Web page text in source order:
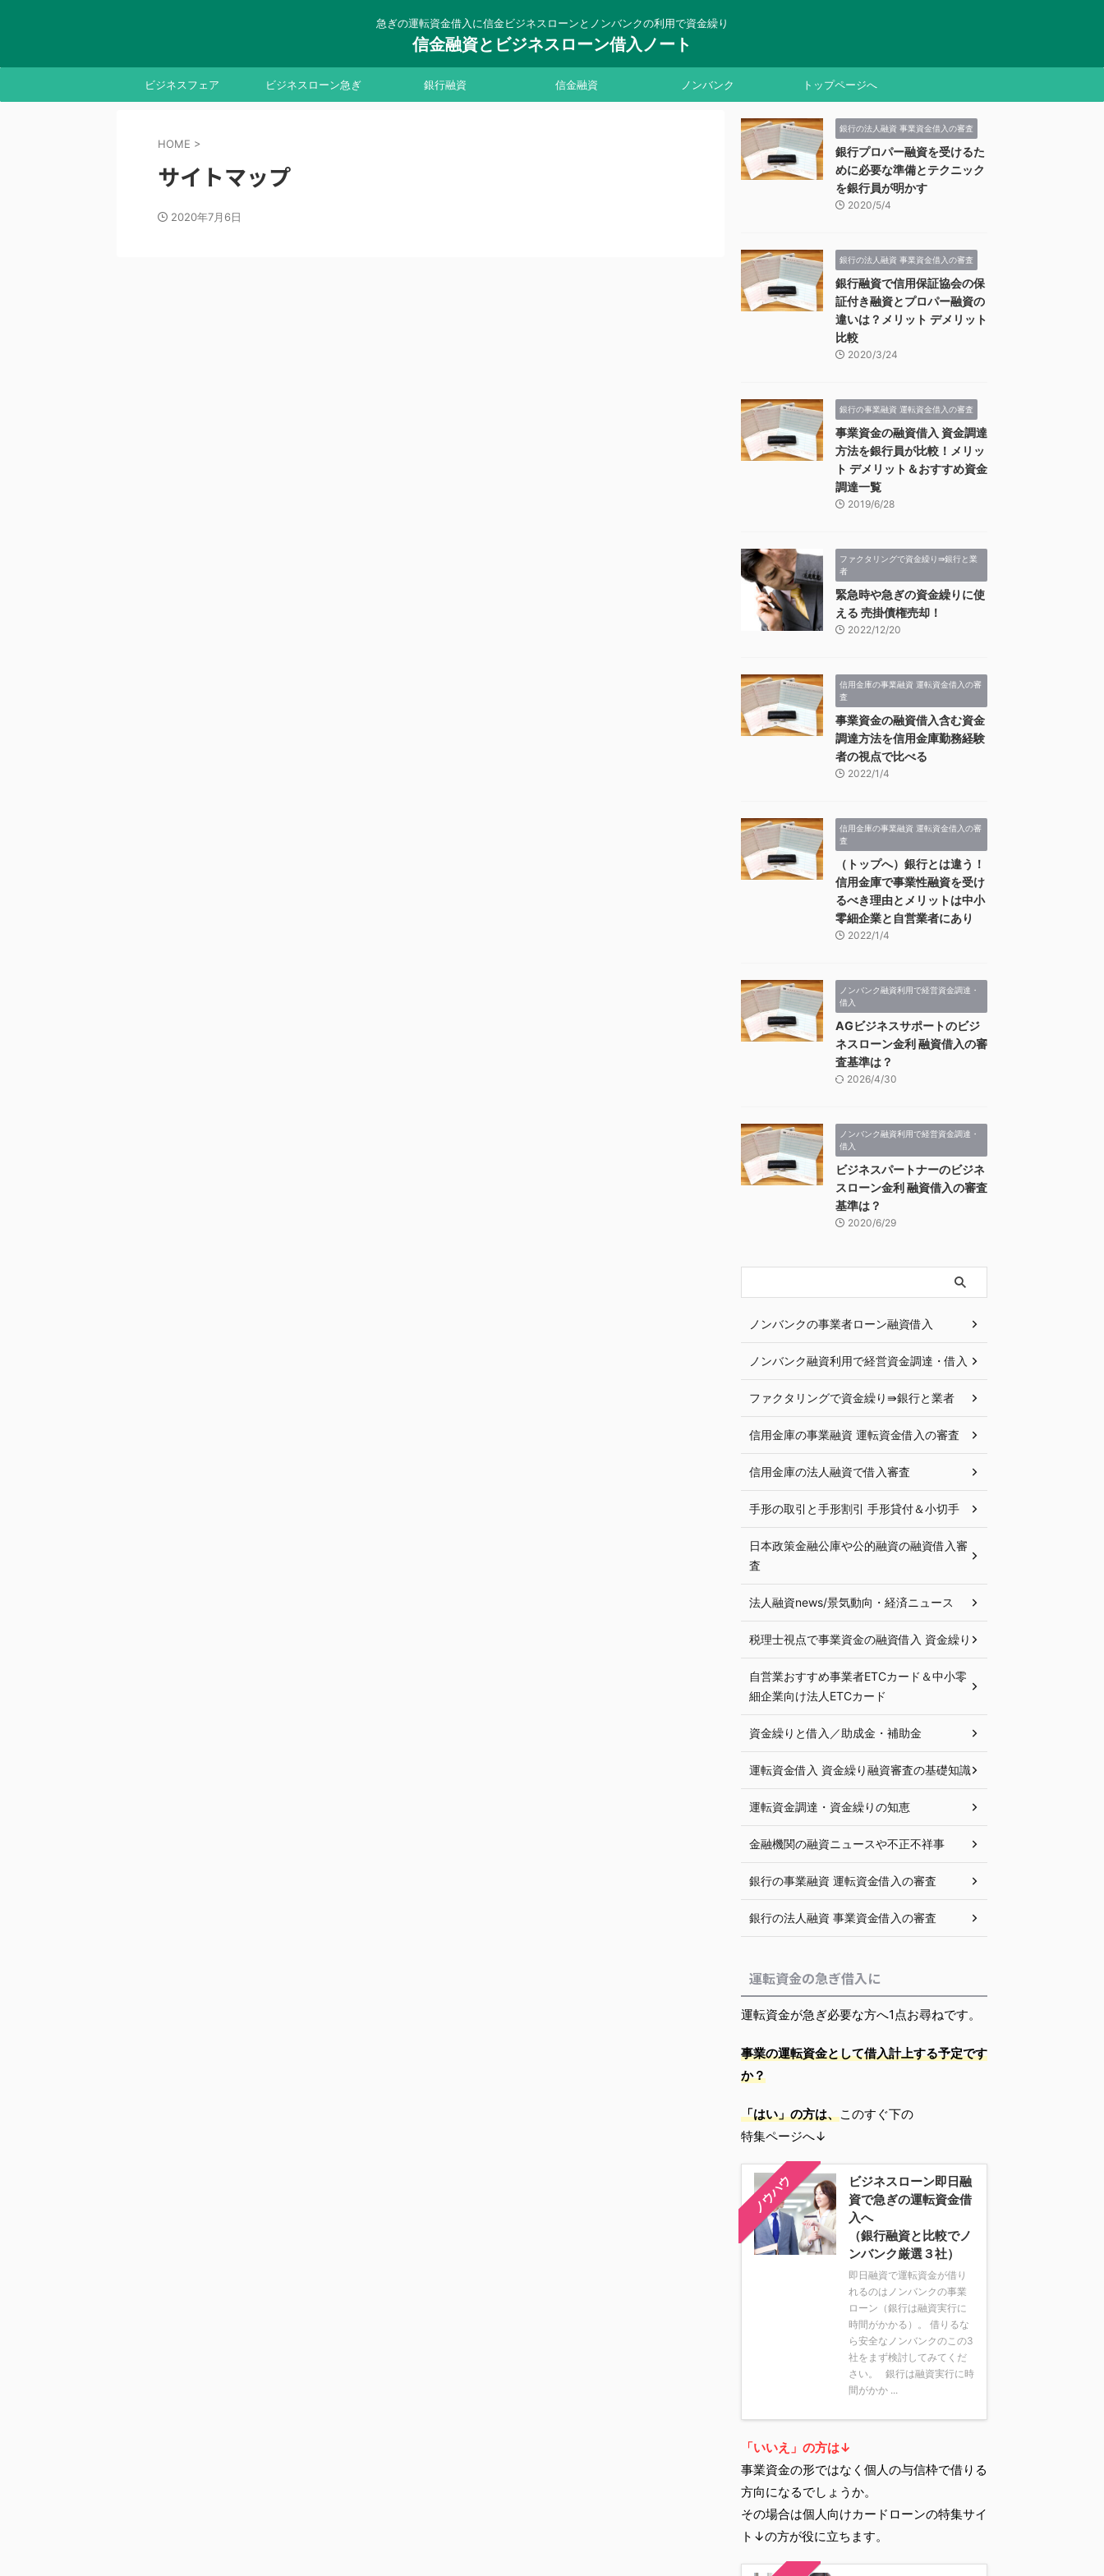
急ぎの運転資金借入に信金ビジネスローンとノンバンクの利用で資金繰り
信金融資とビジネスローン借入ノート
ビジネスフェア ビジネスローン急ぎ 銀行融資 信金融資 ノンバンク トップページへ
HOME >
サイトマップ
2020年7月6日
銀行の法人融資 事業資金借入の審査
銀行プロパー融資を受けるた
めに必要な準備とテクニック
を銀行員が明かす
2020/5/4
銀行の法人融資 事業資金借入の審査
銀行融資で信用保証協会の保
証付き融資とプロパー融資の
違いは？メリット デメリット
比較
2020/3/24
銀行の事業融資 運転資金借入の審査
事業資金の融資借入 資金調達
方法を銀行員が比較！メリッ
ト デメリット＆おすすめ資金
調達一覧
2019/6/28
ファクタリングで資金繰り⇛銀行と業
者
緊急時や急ぎの資金繰りに使
える 売掛債権売却！
2022/12/20
信用金庫の事業融資 運転資金借入の審
査
事業資金の融資借入含む資金
調達方法を信用金庫勤務経験
者の視点で比べる
2022/1/4
信用金庫の事業融資 運転資金借入の審
査
（トップへ）銀行とは違う！
信用金庫で事業性融資を受け
るべき理由とメリットは中小
零細企業と自営業者にあり
2022/1/4
ノンバンク融資利用で経営資金調達・
借入
AGビジネスサポートのビジ
ネスローン金利 融資借入の審
査基準は？
2026/4/30
ノンバンク融資利用で経営資金調達・
借入
ビジネスパートナーのビジネ
スローン金利 融資借入の審査
基準は？
2020/6/29
ノンバンクの事業者ローン融資借入
ノンバンク融資利用で経営資金調達・借入
ファクタリングで資金繰り⇛銀行と業者
信用金庫の事業融資 運転資金借入の審査
信用金庫の法人融資で借入審査
手形の取引と手形割引 手形貸付＆小切手
日本政策金融公庫や公的融資の融資借入審
査
法人融資news/景気動向・経済ニュース
税理士視点で事業資金の融資借入 資金繰り
自営業おすすめ事業者ETCカード＆中小零
細企業向け法人ETCカード
資金繰りと借入／助成金・補助金
運転資金借入 資金繰り融資審査の基礎知識
運転資金調達・資金繰りの知恵
金融機関の融資ニュースや不正不祥事
銀行の事業融資 運転資金借入の審査
銀行の法人融資 事業資金借入の審査
運転資金の急ぎ借入に
運転資金が急ぎ必要な方へ1点お尋ねです。
事業の運転資金として借入計上する予定です
か？
「はい」の方は、このすぐ下の
特集ページへ↓
ノウハウ
ビジネスローン即日融
資で急ぎの運転資金借
入へ
（銀行融資と比較でノ
ンバンク厳選３社）
即日融資で運転資金が借り
れるのはノンバンクの事業
ローン（銀行は融資実行に
時間がかかる）。 借りるな
ら安全なノンバンクのこの3
社をまず検討してみてくだ
さい。 銀行は融資実行に時
間がかか ...
「いいえ」の方は↓
事業資金の形ではなく個人の与信枠で借りる
方向になるでしょうか。
その場合は個人向けカードローンの特集サイ
ト↓の方が役に立ちます。